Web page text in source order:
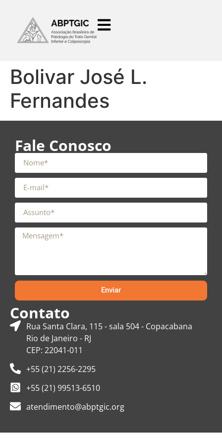
Bolivar José L.
Fernandes
Fale Conosco
Enviar
Contato
Rua Santa Clara, 115 - sala 504 - Copacabana
Rio de Janeiro - RJ
CEP: 22041-011
+55 (21) 2256-2295
+55 (21) 99513-6510
atendimento@abptgic.org